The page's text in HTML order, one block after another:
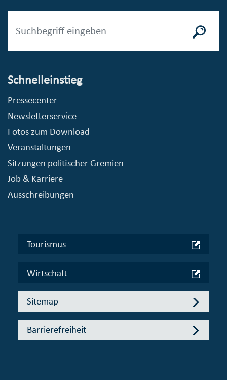
Schnelleinstieg
Pressecenter
Newsletterservice
Fotos zum Download
Veranstaltungen
Sitzungen politischer Gremien
Job & Karriere
Ausschreibungen
Tourismus
Wirtschaft
Sitemap
Barrierefreiheit